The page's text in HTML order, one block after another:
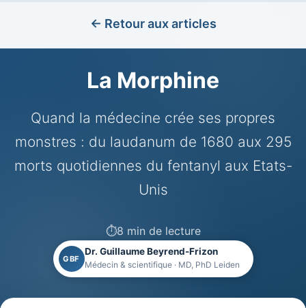
← Retour aux articles
La Morphine
Quand la médecine crée ses propres
monstres : du laudanum de 1680 aux 295
morts quotidiennes du fentanyl aux Etats-
Unis
⏱️8 min de lecture
GBF
Dr. Guillaume Beyrend-Frizon
Médecin & scientifique · MD, PhD Leiden